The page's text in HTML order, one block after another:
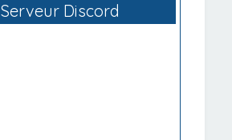
Serveur Discord